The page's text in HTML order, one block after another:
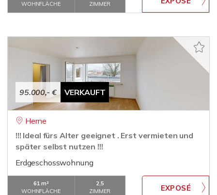
WOHNFLÄCHE
ZIMMER
95.000,- € VERKAUFT
Herne
!!! Ideal fürs Alter geeignet . Erst vermieten und
später selbst nutzen !!!
Erdgeschosswohnung
61 m²
WOHNFLÄCHE
2,5
ZIMMER